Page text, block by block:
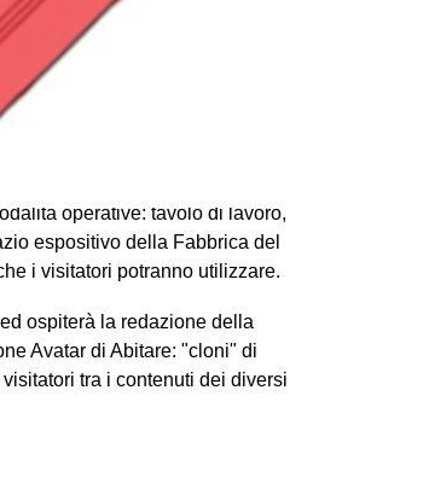
gli elementi necessari per
lampada, una sedia.
un doppio sipario: una
lavoro minimale costituita da
operative: tavolo di lavoro,
espositivo della Fabbrica del
i visitatori potranno utilizzare.
ospiterà la redazione della
Avatar di Abitare: "cloni" di
tra i contenuti dei diversi